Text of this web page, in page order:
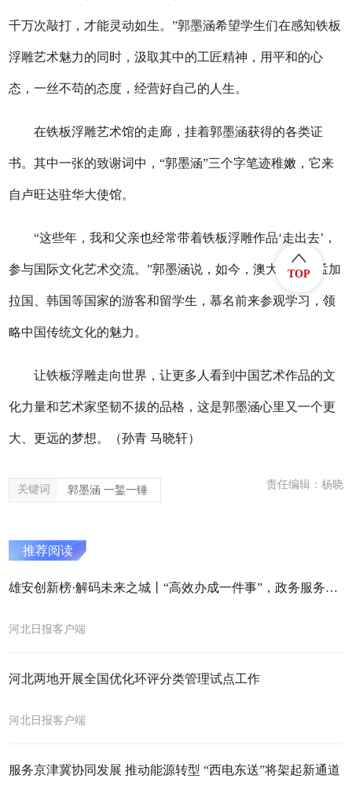
千万次敲打，才能灵动如生。”郭墨涵希望学生们在感知铁板
浮雕艺术魅力的同时，汲取其中的工匠精神，用平和的心
态，一丝不苟的态度，经营好自己的人生。
在铁板浮雕艺术馆的走廊，挂着郭墨涵获得的各类证
书。其中一张的致谢词中，“郭墨涵”三个字笔迹稚嫩，它来
自卢旺达驻华大使馆。
“这些年，我和父亲也经常带着铁板浮雕作品‘走出去’，
参与国际文化艺术交流。”郭墨涵说，如今，澳大利亚、孟加
拉国、韩国等国家的游客和留学生，慕名前来参观学习，领
略中国传统文化的魅力。
让铁板浮雕走向世界，让更多人看到中国艺术作品的文
化力量和艺术家坚韧不拔的品格，这是郭墨涵心里又一个更
大、更远的梦想。（孙青 马晓轩）
关键词 郭墨涵 一錾一锤 责任编辑：杨晓
推荐阅读
雄安创新榜·解码未来之城丨“高效办成一件事”，政务服务再提质
河北日报客户端
河北两地开展全国优化环评分类管理试点工作
河北日报客户端
服务京津冀协同发展 推动能源转型 “西电东送”将架起新通道
TOP